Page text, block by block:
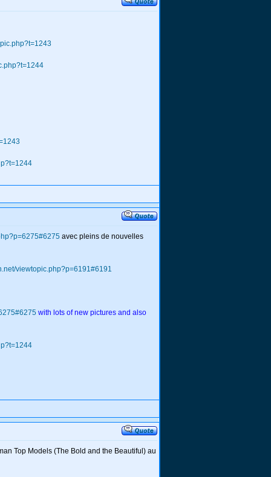
avec pleins de nouvelles
viewtopic.php?p=6191#6191
with lots of new pictures and also
Top Models (The Bold and the Beautiful) au